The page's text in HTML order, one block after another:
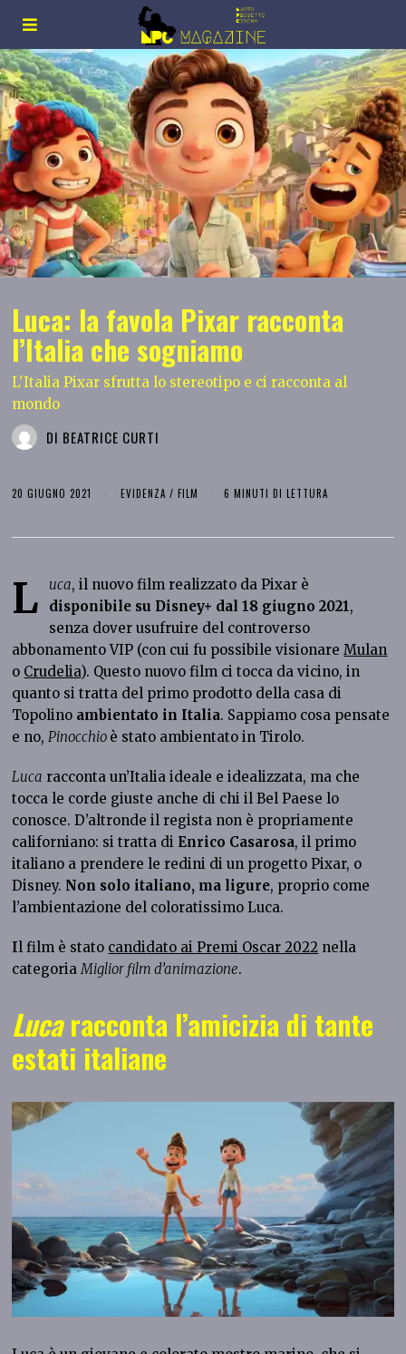
Luca: la favola Pixar racconta
l’Italia che sogniamo
L'Italia Pixar sfrutta lo stereotipo e ci racconta al
mondo
DI BEATRICE CURTI
20 GIUGNO 2021 EVIDENZA / FILM 6 MINUTI DI LETTURA
L uca, il nuovo film realizzato da Pixar è
disponibile su Disney+ dal 18 giugno 2021,
senza dover usufruire del controverso
abbonamento VIP (con cui fu possibile visionareMulan
o Crudelia). Questo nuovo film ci tocca da vicino, in
quanto si tratta del primo prodotto della casa di
Topolino ambientato in Italia. Sappiamo cosa pensate
e no,Pinocchio è stato ambientato in Tirolo.
Luca racconta un’Italia ideale e idealizzata, ma che
tocca le corde giuste anche di chi il Bel Paese lo
conosce. D’altronde il regista non è propriamente
californiano: si tratta di Enrico Casarosa, il primo
italiano a prendere le redini di un progetto Pixar, o
Disney. Non solo italiano, ma ligure, proprio come
l’ambientazione del coloratissimo Luca.
Il film è stato candidato ai Premi Oscar 2022 nella
categoriaMiglior film d’animazione.
Lucaracconta l’amicizia di tante
estati italiane